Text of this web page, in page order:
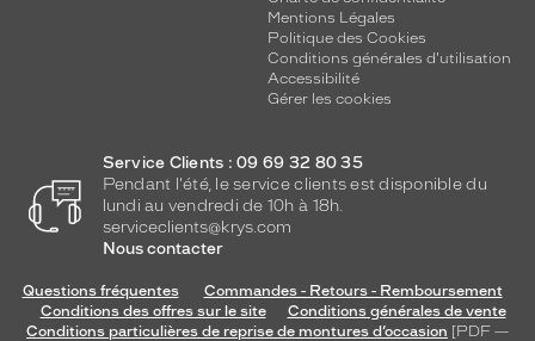
Mentions Légales
Politique des Cookies
Conditions générales d'utilisation
Accessibilité
Gérer les cookies
Service Clients : 09 69 32 80 35
Pendant l'été, le service clients est disponible du
lundi au vendredi de 10h à 18h.
serviceclients@krys.com
Nous contacter
Questions fréquentes
Commandes - Retours - Remboursement
Conditions des offres sur le site
Conditions générales de vente
Conditions particulières de reprise de montures d’occasion [PDF —